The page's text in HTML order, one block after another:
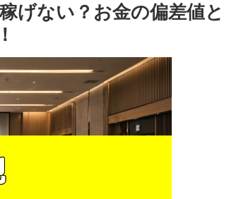
げない？お金の偏差値と